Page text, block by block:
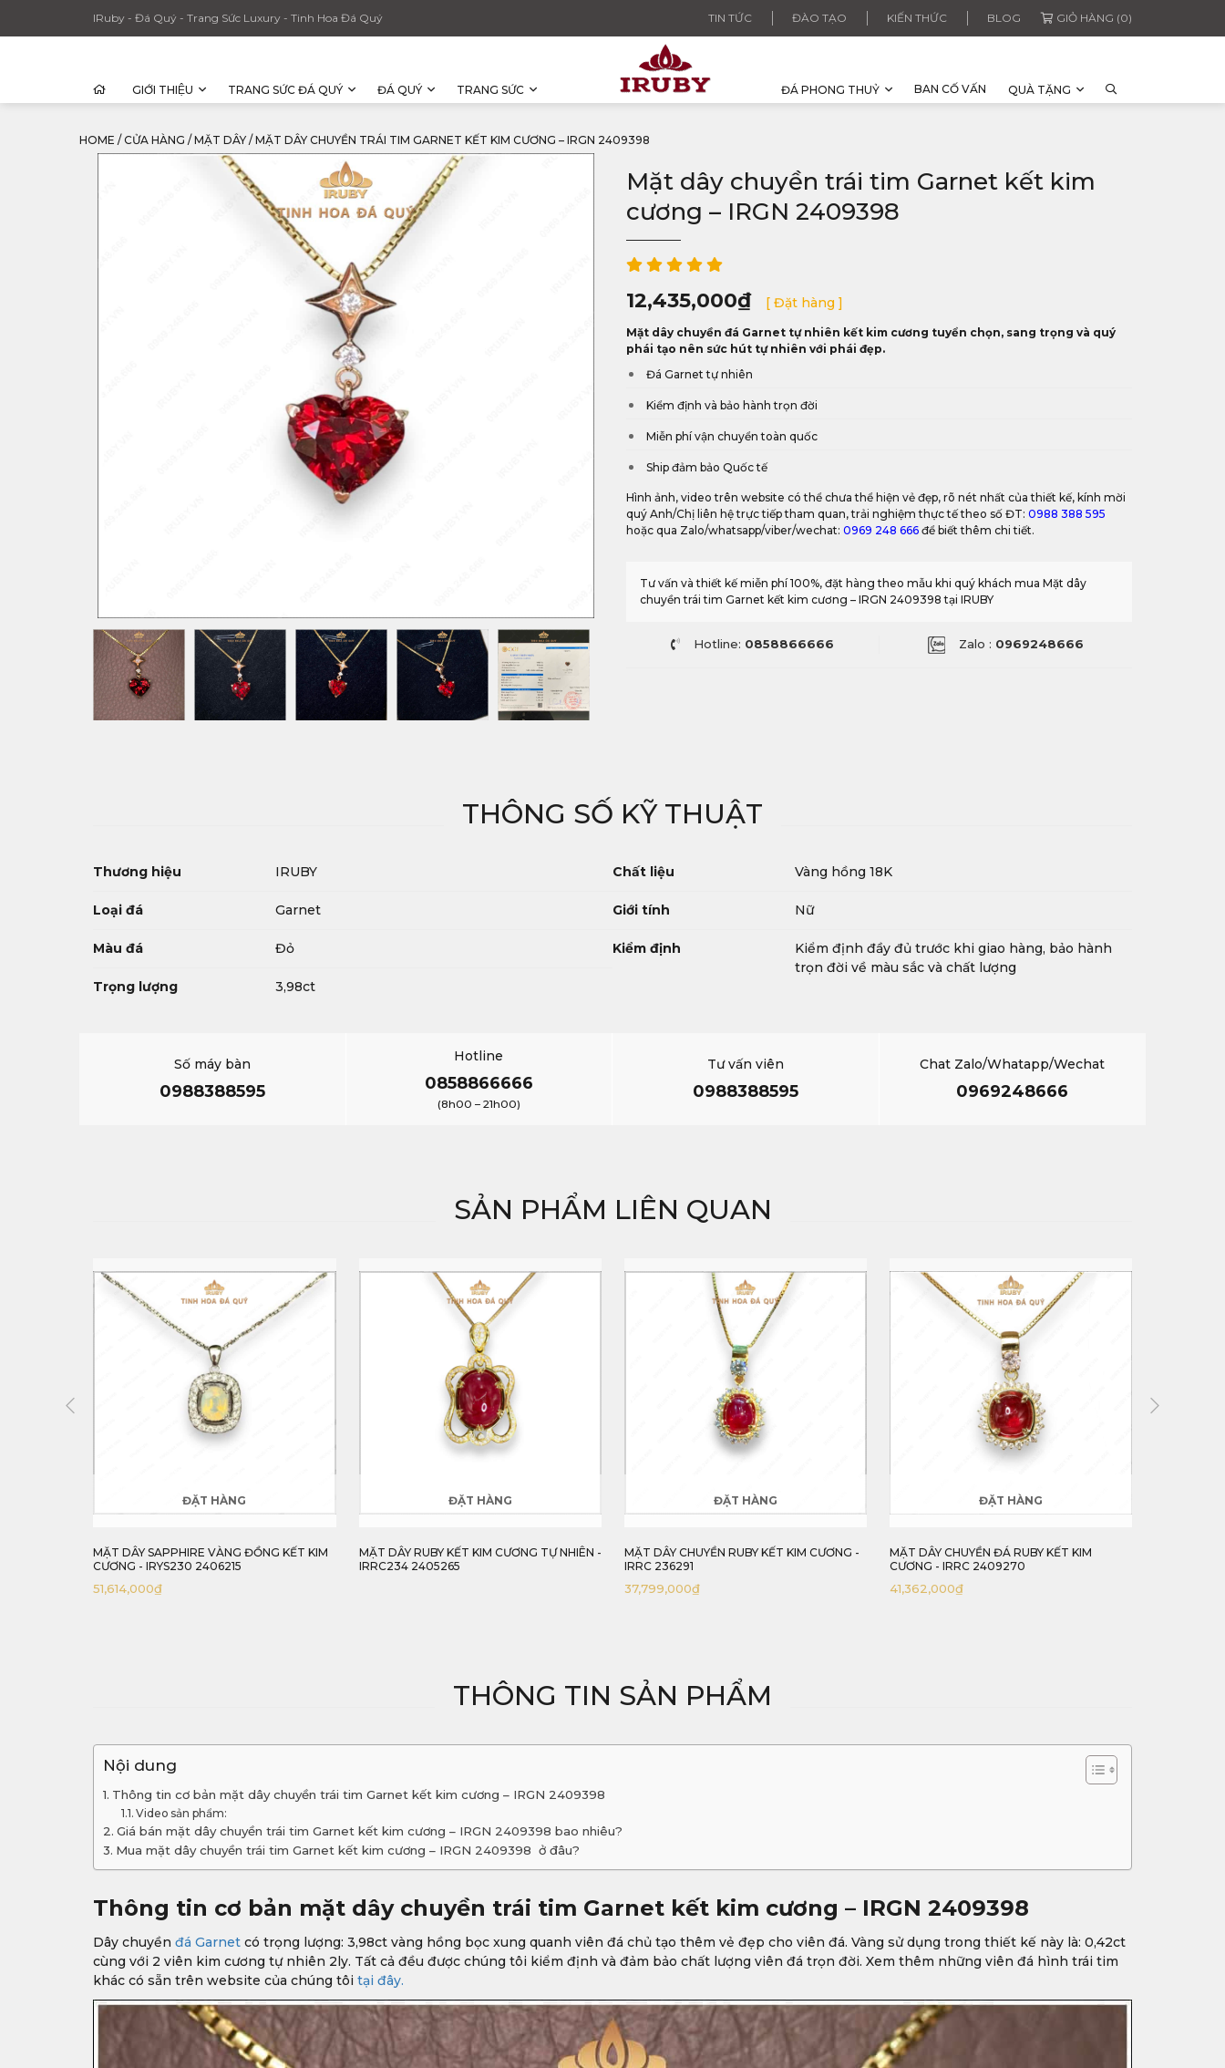
IRuby - Đá Quý - Trang Sức Luxury - Tinh Hoa Đá Quý TIN TỨC ĐÀO TẠO KIẾN THỨC BLOG GIỎ HÀNG (0)
GIỚI THIỆU TRANG SỨC ĐÁ QUÝ ĐÁ QUÝ TRANG SỨC ĐÁ PHONG THUỶ BAN CỐ VẤN QUÀ TẶNG
HOME / CỬA HÀNG / MẶT DÂY / MẶT DÂY CHUYỀN TRÁI TIM GARNET KẾT KIM CƯƠNG – IRGN 2409398
Mặt dây chuyền trái tim Garnet kết kim
cương – IRGN 2409398
12,435,000₫ [ Đặt hàng ]
Mặt dây chuyền đá Garnet tự nhiên kết kim cương tuyển chọn, sang trọng và quý
phái tạo nên sức hút tự nhiên với phái đẹp.
Đá Garnet tự nhiên
Kiểm định và bảo hành trọn đời
Miễn phí vận chuyển toàn quốc
Ship đảm bảo Quốc tế
Hình ảnh, video trên website có thể chưa thể hiện vẻ đẹp, rõ nét nhất của thiết kế, kính mời
quý Anh/Chị liên hệ trực tiếp tham quan, trải nghiệm thực tế theo số ĐT: 0988 388 595
hoặc qua Zalo/whatsapp/viber/wechat: 0969 248 666 để biết thêm chi tiết.
Tư vấn và thiết kế miễn phí 100%, đặt hàng theo mẫu khi quý khách mua Mặt dây
chuyền trái tim Garnet kết kim cương – IRGN 2409398 tại IRUBY
Hotline: 0858866666 Zalo : 0969248666
THÔNG SỐ KỸ THUẬT
Thương hiệu IRUBY
Loại đá Garnet
Màu đá Đỏ
Trọng lượng 3,98ct
Chất liệu Vàng hồng 18K
Giới tính Nữ
Kiểm định
Kiểm định đầy đủ trước khi giao hàng, bảo hành
trọn đời về màu sắc và chất lượng
Số máy bàn
0988388595
Hotline
0858866666
(8h00 – 21h00)
Tư vấn viên
0988388595
Chat Zalo/Whatapp/Wechat
0969248666
SẢN PHẨM LIÊN QUAN
ĐẶT HÀNG
MẶT DÂY RUBY KẾT KIM CƯƠNG TỰ NHIÊN -
IRRC234 2405265
ĐẶT HÀNG
MẶT DÂY CHUYỀN RUBY KẾT KIM CƯƠNG -
IRRC 236291
ĐẶT HÀNG
MẶT DÂY CHUYỀN ĐÁ RUBY KẾT KIM
CƯƠNG - IRRC 2409270
41,362,000₫
ĐẶT HÀNG
MẶT DÂY CHUYỀN TRÁI TIM GARNET KẾT
KIM CƯƠNG - IRGN 2409398
12,435,000₫
THÔNG TIN SẢN PHẨM
Nội dung
Thông tin cơ bản mặt dây chuyền trái tim Garnet kết kim cương – IRGN 2409398
Video sản phẩm:
Giá bán mặt dây chuyền trái tim Garnet kết kim cương – IRGN 2409398 bao nhiêu?
Mua mặt dây chuyền trái tim Garnet kết kim cương – IRGN 2409398 ở đâu?
Thông tin cơ bản mặt dây chuyền trái tim Garnet kết kim cương – IRGN 2409398
Dây chuyền đá Garnet có trọng lượng: 3,98ct vàng hồng bọc xung quanh viên đá chủ tạo thêm vẻ đẹp cho viên đá. Vàng sử dụng trong thiết kế này là: 0,42ct
cùng với 2 viên kim cương tự nhiên 2ly. Tất cả đều được chúng tôi kiểm định và đảm bảo chất lượng viên đá trọn đời. Xem thêm những viên đá hình trái tim
khác có sẵn trên website của chúng tôi tại đây.